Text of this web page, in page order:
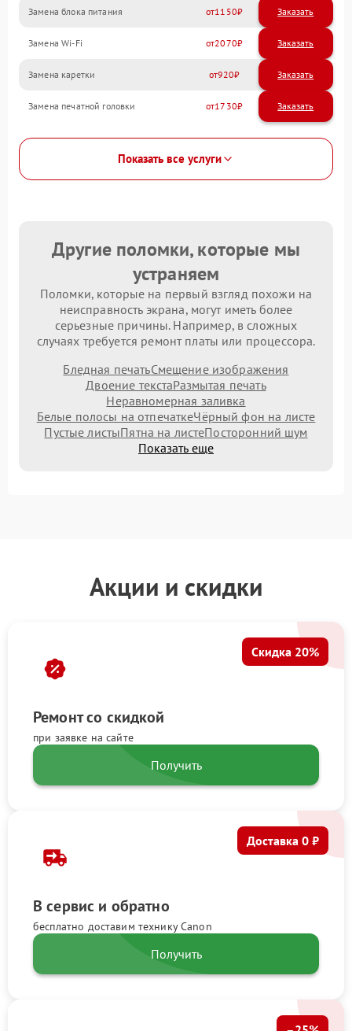
Замена блока питания 1150
Замена Wi-Fi 2070
Замена каретки 920
Замена печатной головки 1730
Показать все услуги
Другие поломки, которые мы
устраняем
Поломки, которые на первый взгляд похожи на
неисправность экрана, могут иметь более
серьезные причины. Например, в сложных
случаях требуется ремонт платы или процессора.
Бледная печатьСмещение изображения
Двоение текстаРазмытая печать
Неравномерная заливка
Белые полосы на отпечаткеЧёрный фон на листе
Пустые листыПятна на листеПосторонний шум
Показать еще
Акции и скидки
Ремонт со скидкой
при заявке на сайте
Скидка 20%
Получить
В сервис и обратно
бесплатно доставим технику Canon
Доставка 0 ₽
Получить